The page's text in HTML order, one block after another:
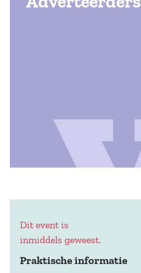
Dit event is
inmiddels geweest.
Praktische informatie